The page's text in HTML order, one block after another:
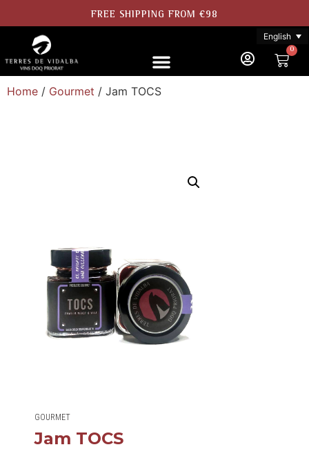
FREE SHIPPING FROM €98
English
0
Home / Gourmet / Jam TOCS
GOURMET
Jam TOCS